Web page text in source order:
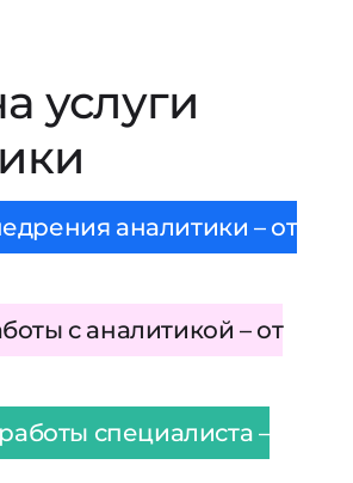
услуги
аналитики – от
с аналитикой – от
работы специалиста –